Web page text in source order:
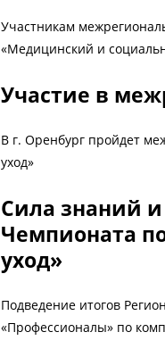
Участникам
«Медицинский и
Участие в
В г. Оренбург пройдет
уход»
Сила знаний и
Чемпионата
уход»
Подведение итогов
«Профессионалы» по